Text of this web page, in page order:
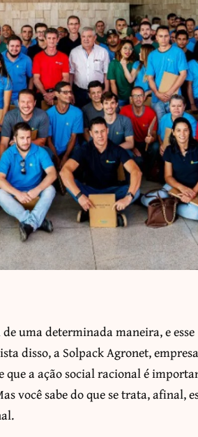
uma determinada maneira, e esse
disso, a Solpack Agronet,
que a ação social racional é
você sabe do que se trata, afinal,